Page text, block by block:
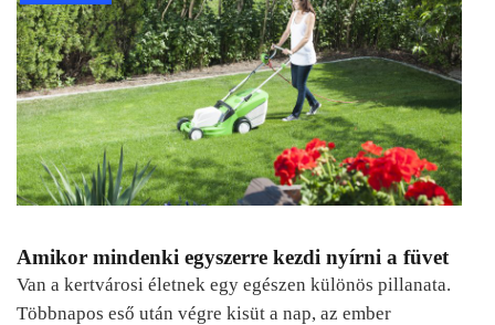
Amikor mindenki egyszerre kezdi nyírni a füvet
Van a kertvárosi életnek egy egészen különös pillanata.
Többnapos eső után végre kisüt a nap, az ember